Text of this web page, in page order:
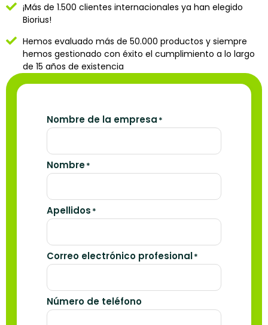
¡Más de 1.500 clientes internacionales ya han elegido
Biorius!
Hemos evaluado más de 50.000 productos y siempre
hemos gestionado con éxito el cumplimiento a lo largo
de 15 años de existencia
Nombre de la empresa *
Nombre*
Apellidos *
Correo electrónico profesional*
Número de teléfono